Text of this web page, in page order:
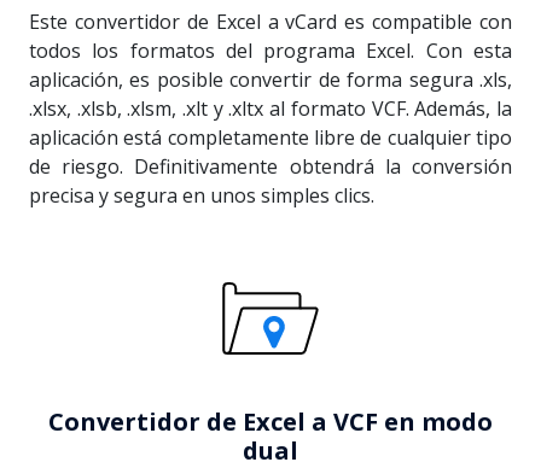
Este convertidor de Excel a vCard es compatible con
todos los formatos del programa Excel. Con esta
aplicación, es posible convertir de forma segura .xls,
.xlsx, .xlsb, .xlsm, .xlt y .xltx al formato VCF. Además, la
aplicación está completamente libre de cualquier tipo
de riesgo. Definitivamente obtendrá la conversión
precisa y segura en unos simples clics.
Convertidor de Excel a VCF en modo
dual